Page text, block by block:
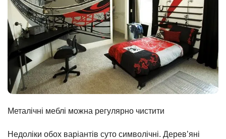
Металічні меблі можна регулярно чистити
Недоліки обох варіантів суто символічні. Дерев’яні